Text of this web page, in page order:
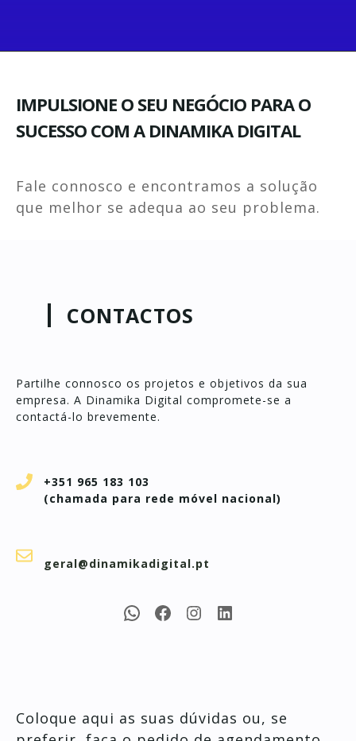
IMPULSIONE O SEU NEGÓCIO PARA O
SUCESSO COM A DINAMIKA DIGITAL
Fale connosco e encontramos a solução
que melhor se adequa ao seu problema.
CONTACTOS
Partilhe connosco os projetos e objetivos da sua
empresa. A Dinamika Digital compromete-se a
contactá-lo brevemente.
+351 965 183 103
(chamada para rede móvel nacional)
geral@dinamikadigital.pt
WhatsApp
Facebook
Instagram
LinkedIn
Coloque aqui as suas dúvidas ou, se